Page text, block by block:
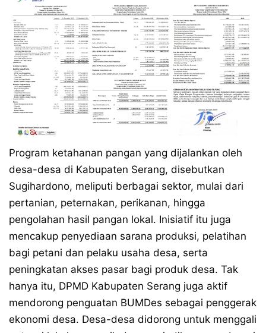
Program ketahanan pangan yang dijalankan oleh
desa-desa di Kabupaten Serang, disebutkan
Sugihardono, meliputi berbagai sektor, mulai dari
pertanian, peternakan, perikanan, hingga
pengolahan hasil pangan lokal. Inisiatif itu juga
mencakup penyediaan sarana produksi, pelatihan
bagi petani dan pelaku usaha desa, serta
peningkatan akses pasar bagi produk desa. Tak
hanya itu, DPMD Kabupaten Serang juga aktif
mendorong penguatan BUMDes sebagai penggerak
ekonomi desa. Desa-desa didorong untuk menggali